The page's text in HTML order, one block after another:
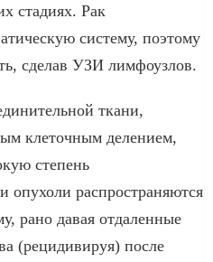
стадиях. Рак
систему, поэтому
сделав УЗИ лимфоузлов.
ткани,
клеточным делением,
степень
опухоли распространяются
рано давая отдаленные
(рецидивируя) после